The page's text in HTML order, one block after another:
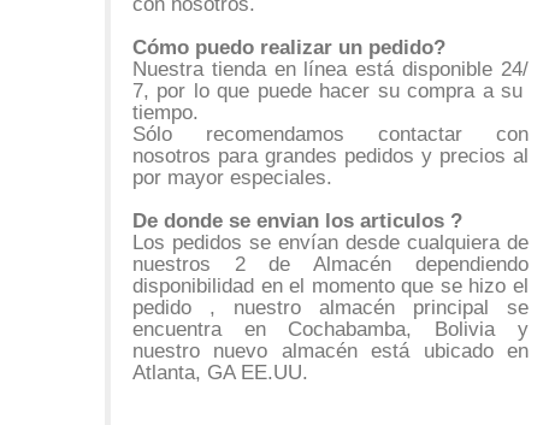
Cómo puedo realizar un pedido?
Nuestra tienda en línea está disponible 24/
7, por lo que puede hacer su compra a su
tiempo.
Sólo recomendamos contactar con
nosotros para grandes pedidos y precios al
por mayor especiales.
De donde se envian los articulos ?
Los pedidos se envían desde cualquiera de
nuestros 2 de Almacén dependiendo
disponibilidad en el momento que se hizo el
pedido , nuestro almacén principal se
encuentra en Cochabamba, Bolivia y
nuestro nuevo almacén está ubicado en
Atlanta, GA EE.UU.